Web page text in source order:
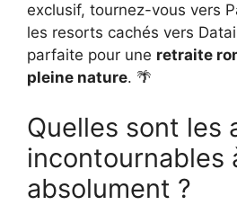
exclusif, tournez-vous vers
les resorts cachés vers Datai
parfaite pour une retraite
pleine nature. 🌴
Quelles sont les
incontournables
absolument ?